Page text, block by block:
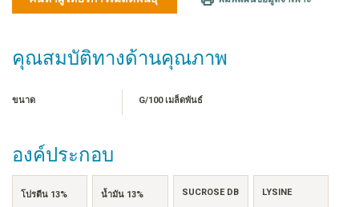
คุณสมบัติทางด้านคุณภาพ
ขนาด G/100 เมล็ดพันธ์
องค์ประกอบ
โปรตีน 13% น้ำมัน 13% SUCROSE DB LYSINE